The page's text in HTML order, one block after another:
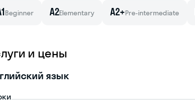
Beginner A2Elementary A2+Pre-intermediate
и цены
язык